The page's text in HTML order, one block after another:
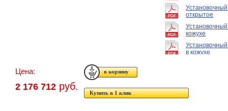
открытое
кожухе
в кожухе
Цена:
2 176 712 руб.
Купить в 1 клик